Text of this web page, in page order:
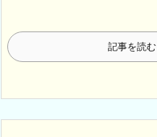
記事を読む